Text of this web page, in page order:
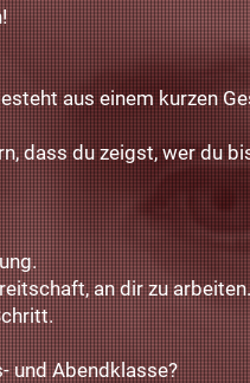
aus einem kurzen
dass du zeigst, wer du
an dir zu arbeiten.
und Abendklasse?